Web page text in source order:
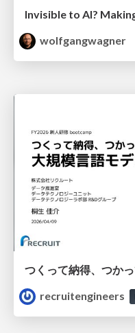
wolfgangwagner
recruitengineers